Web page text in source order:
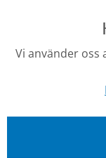
För de barn
andra
Vi använder oss